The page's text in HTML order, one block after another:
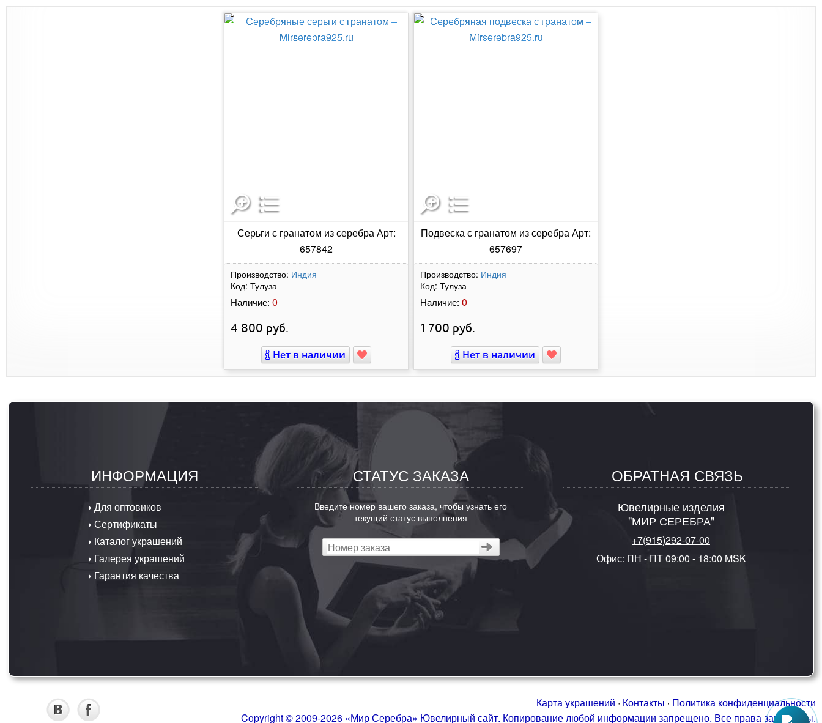
Серьги с гранатом из серебра Арт:
657842
Производство: Индия
Код: Тулуза
Наличие: 0
4 800 руб.
Нет в наличии
Подвеска с гранатом из серебра Арт:
657697
Производство: Индия
Код: Тулуза
Наличие: 0
1 700 руб.
Нет в наличии
ИНФОРМАЦИЯ
Для оптовиков
Сертификаты
Каталог украшений
Галерея украшений
Гарантия качества
СТАТУС ЗАКАЗА
Введите номер вашего заказа, чтобы узнать его
текущий статус выполнения
ОБРАТНАЯ СВЯЗЬ
Ювелирные изделия
"МИР СЕРЕБРА"
+7(915)292-07-00
Офис: ПН - ПТ 09:00 - 18:00 MSK
Карта украшений · Контакты · Политика конфиденциальности
Copyright © 2009-2026 «Мир Серебра» Ювелирный сайт. Копирование любой информации запрещено. Все права защищены.